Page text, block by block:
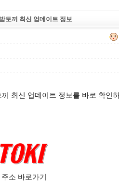
토끼 최신 업데이트 정보
최신 업데이트 정보를 바로 확인
소 바로가기